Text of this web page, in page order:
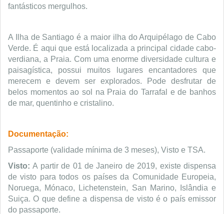
fantásticos mergulhos.
A Ilha de Santiago é a maior ilha do Arquipélago de Cabo
Verde. É aqui que está localizada a principal cidade cabo-
verdiana, a Praia. Com uma enorme diversidade cultura e
paisagística, possui muitos lugares encantadores que
merecem e devem ser explorados. Pode desfrutar de
belos momentos ao sol na Praia do Tarrafal e de banhos
de mar, quentinho e cristalino.
Documentação:
Passaporte (validade mínima de 3 meses), Visto e TSA.
Visto: A partir de 01 de Janeiro de 2019, existe dispensa
de visto para todos os países da Comunidade Europeia,
Noruega, Mónaco, Lichetenstein, San Marino, Islândia e
Suiça. O que define a dispensa de visto é o país emissor
do passaporte.